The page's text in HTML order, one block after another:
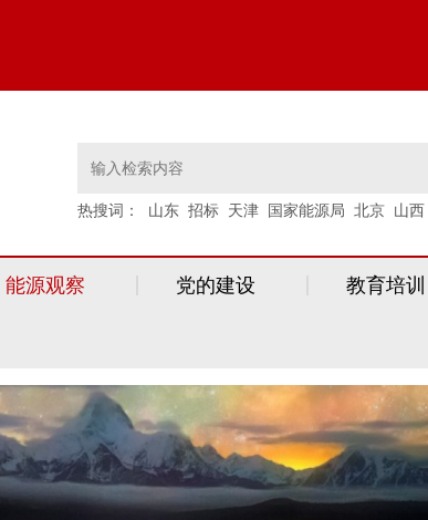
热搜词： 山东 招标 天津 国家能源局 北京 山西
能源观察 党的建设 教育培训